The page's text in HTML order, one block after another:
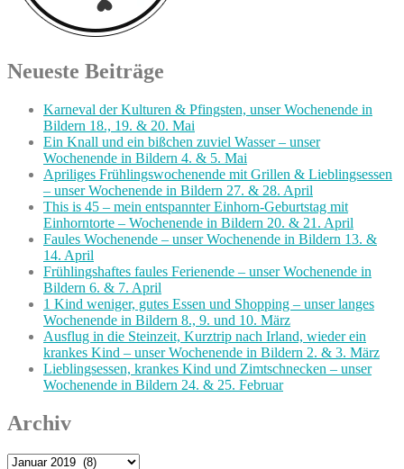
Neueste Beiträge
Karneval der Kulturen & Pfingsten, unser Wochenende in
Bildern 18., 19. & 20. Mai
Ein Knall und ein bißchen zuviel Wasser – unser
Wochenende in Bildern 4. & 5. Mai
Apriliges Frühlingswochenende mit Grillen & Lieblingsessen
– unser Wochenende in Bildern 27. & 28. April
This is 45 – mein entspannter Einhorn-Geburtstag mit
Einhorntorte – Wochenende in Bildern 20. & 21. April
Faules Wochenende – unser Wochenende in Bildern 13. &
14. April
Frühlingshaftes faules Ferienende – unser Wochenende in
Bildern 6. & 7. April
1 Kind weniger, gutes Essen und Shopping – unser langes
Wochenende in Bildern 8., 9. und 10. März
Ausflug in die Steinzeit, Kurztrip nach Irland, wieder ein
krankes Kind – unser Wochenende in Bildern 2. & 3. März
Lieblingsessen, krankes Kind und Zimtschnecken – unser
Wochenende in Bildern 24. & 25. Februar
Archiv
Archiv